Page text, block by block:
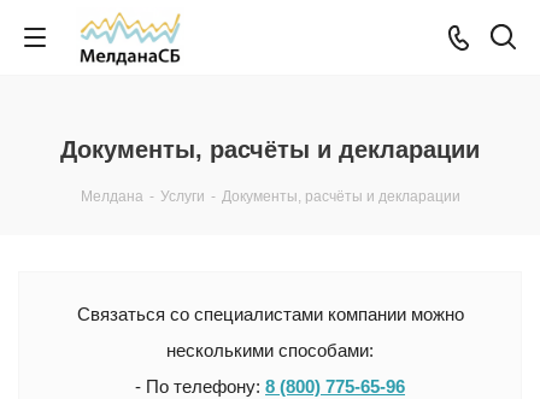
Документы, расчёты и декларации
Мелдана - Услуги - Документы, расчёты и декларации
Связаться со специалистами компании можно
несколькими способами:
- По телефону: 8 (800) 775-65-96